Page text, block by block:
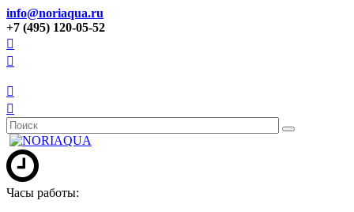
info@noriaqua.ru
+7 (495) 120-05-52
Часы работы: